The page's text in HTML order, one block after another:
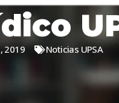
2019 Noticias UPSA